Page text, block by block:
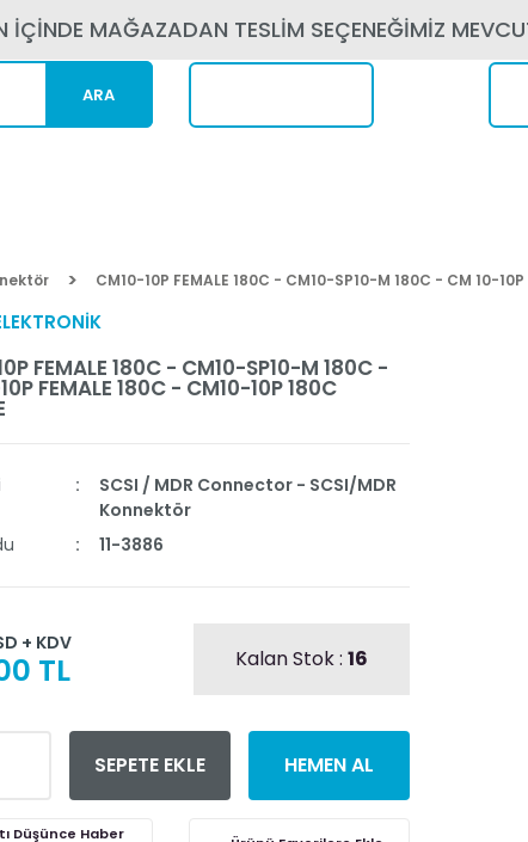
MAĞAZADAN TESLİM SEÇENEĞİMİZ
ARA
CM10-10P FEMALE 180C - CM10-SP10-M 180C - CM 10-10P
FEMALE 180C - CM10-SP10-M 180C -
FEMALE 180C - CM10-10P 180C
SCSI / MDR Connector - SCSI/MDR
Konnektör
11-3886
+ KDV
TL Kalan Stok : 16
SEPETE EKLE HEMEN AL
Düşünce Haber